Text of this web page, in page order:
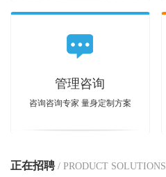
管理咨询
咨询咨询专家 量身定制方案
正在招聘/ PRODUCT SOLUTIONS